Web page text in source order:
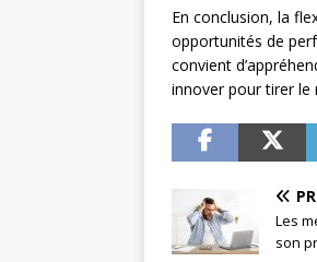
En conclusion, la
opportunités de
convient
innover pour tirer le
Les
son